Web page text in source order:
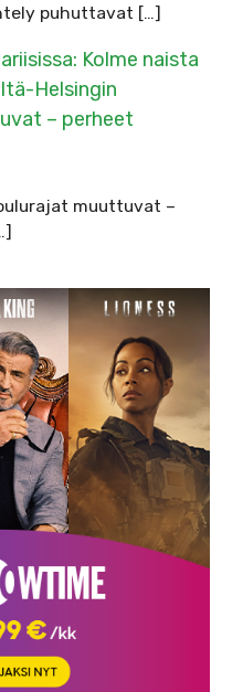
puhuttavat […]
Kolme naista
Itä-Helsingin
– perheet
muuttuvat –